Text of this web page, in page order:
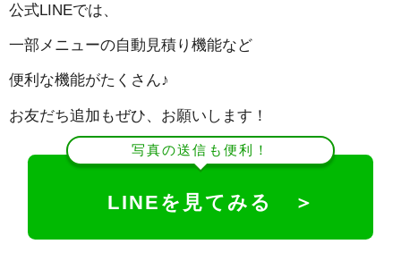
公式LINEでは、
一部メニューの自動見積り機能など
便利な機能がたくさん♪
お友だち追加もぜひ、お願いします！
写真の送信も便利！
LINEを見てみる ＞